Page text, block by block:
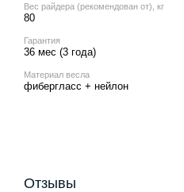
Вес райдера (рекомендован от), кг
80
Гарантия
36 мес (3 года)
Материал весла
фибергласс + нейлон
Отзывы